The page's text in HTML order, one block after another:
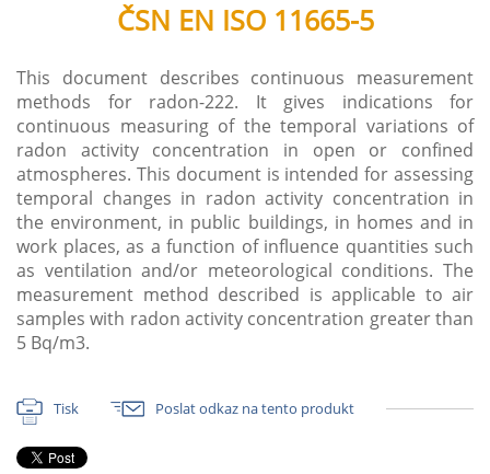
ČSN EN ISO 11665-5
This document describes continuous measurement
methods for radon-222. It gives indications for
continuous measuring of the temporal variations of
radon activity concentration in open or confined
atmospheres. This document is intended for assessing
temporal changes in radon activity concentration in
the environment, in public buildings, in homes and in
work places, as a function of influence quantities such
as ventilation and/or meteorological conditions. The
measurement method described is applicable to air
samples with radon activity concentration greater than
5 Bq/m3.
Tisk Poslat odkaz na tento produkt